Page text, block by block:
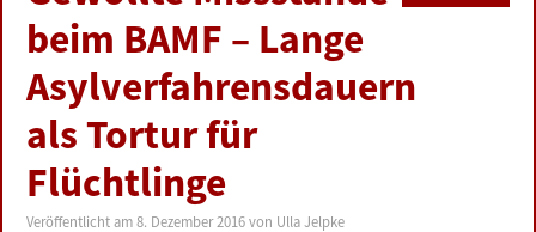
BUNDESTAG
PRESSE
ZUR PERSON
LINKS
beim BAMF – Lange
Asylverfahrensdauern
als Tortur für
Flüchtlinge
Veröffentlicht am8. Dezember 2016 von Ulla Jelpke